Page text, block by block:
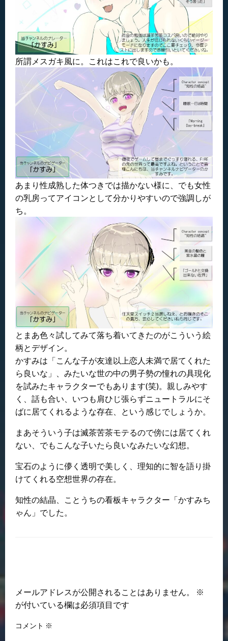
所謂メスガキ風に。これはこれで良いかも。
あまり性成熟した体つきでは描かない様に、でも女性
の乳房ってアイコンとして分かりやすいので強調しが
ち。
とまあ色々試してみて落ち着いてきたのがこういう絵
柄とデザイン。
かすみは「こんな子が友達以上恋人未満で居てくれた
ら良いな」、みたいな世の中の男子勢の憧れの具現化
を試みたキャラクターでもあります(笑)。親しみやす
く、話も合い、いつも肩ひじ張らずニュートラルにそ
ばに居てくれるような存在、という感じでしょうか。
まあそういう子は滅茶苦茶モテるので傍には居てくれ
ない、でもこんな子いたら良いなみたいな幻想。
宝石のように儚く透明で美しく、理知的に智を語り掛
けてくれる空想世界の存在。
知性の結晶、ことうちの看板キャラクター「かすみち
ゃん」でした。
メールアドレスが公開されることはありません。
※
が付いている欄は必須項目です
コメント ※